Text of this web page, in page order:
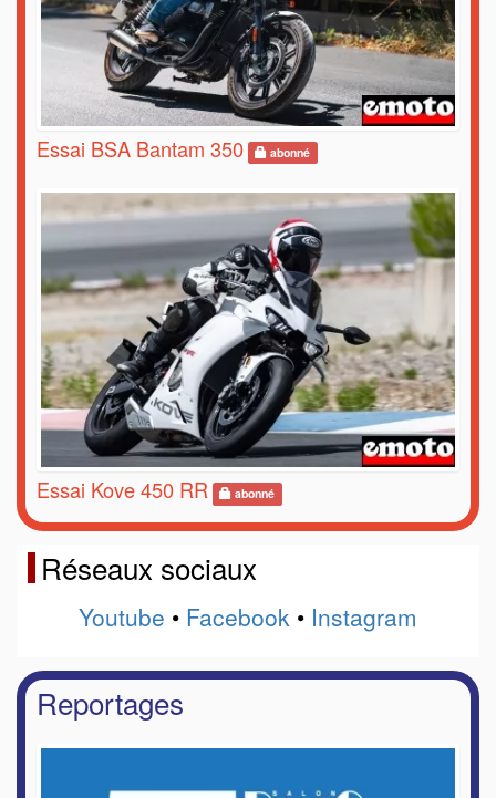
Essai BSA Bantam 350 abonné
Essai Kove 450 RR abonné
Réseaux sociaux
Youtube • Facebook • Instagram
Reportages